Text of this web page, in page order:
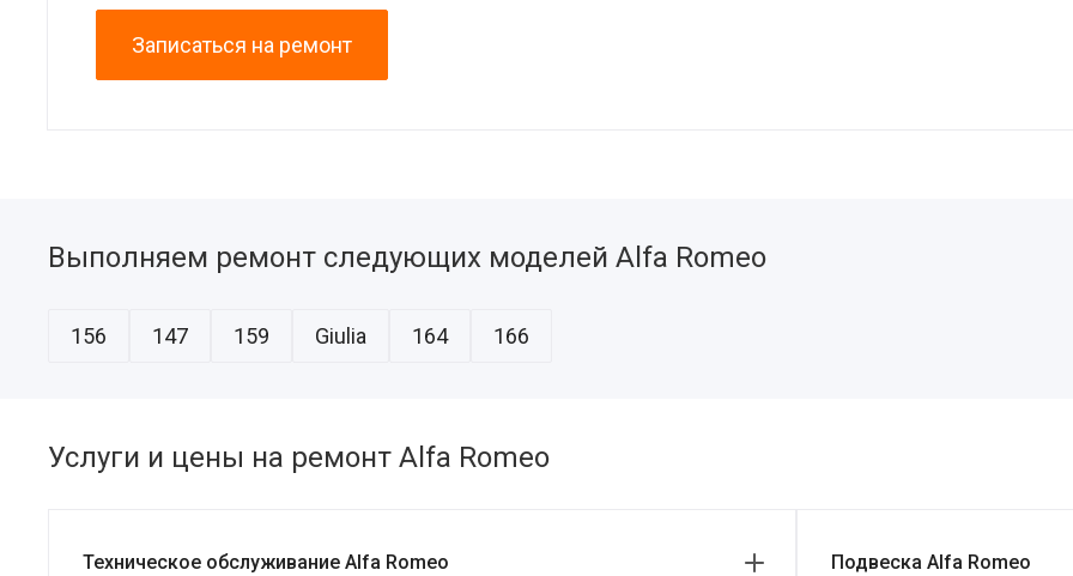
Записаться на ремонт
Выполняем ремонт следующих моделей Alfa Romeo
156 147 159 Giulia 164 166
Услуги и цены на ремонт Alfa Romeo
Техническое обслуживание Alfa Romeo Подвеска Alfa Romeo